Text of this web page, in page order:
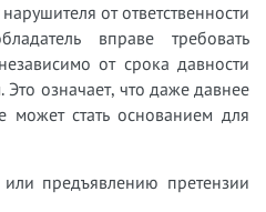
от ответственности
вправе требовать
от срока давности
означает, что даже давнее
может стать основанием для
предъявлению претензии